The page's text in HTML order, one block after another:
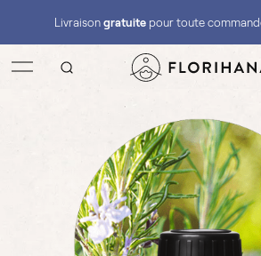
Livraison gratuitepour toute